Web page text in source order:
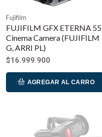
Fujifilm
FUJIFILM GFX ETERNA 55
Cinema Camera (FUJIFILM
G, ARRI PL)
$16.999.900
AGREGAR AL CARRO